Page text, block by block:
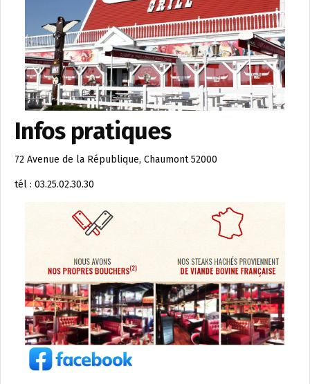
Infos pratiques
72 Avenue de la République, Chaumont 52000
tél : 03.25.02.30.30